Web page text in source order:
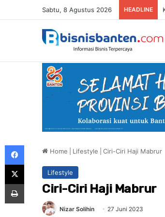
Sabtu, 8 Agustus 2026 HEADLINE
Home Lifestyle Ciri-Ciri Haji Mabrur
Lifestyle
Ciri-Ciri Haji Mabrur
Nizar Solihin 27 Juni 2023